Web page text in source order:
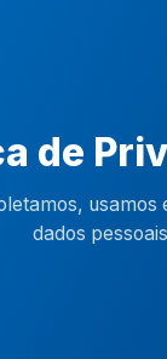
de
usamos
dados